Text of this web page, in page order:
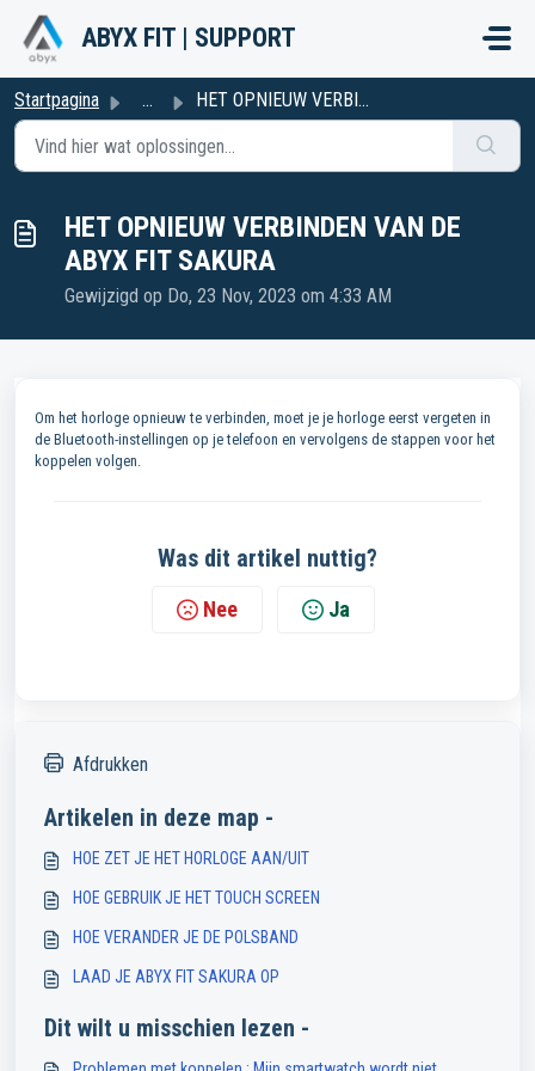
Doorgaan naar hoofdinhoud
ABYX FIT | SUPPORT
Startpagina ... HET OPNIEUW VERBINDEN VAN DE ABYX FIT SAKURA
HET OPNIEUW VERBINDEN VAN DE
ABYX FIT SAKURA
Gewijzigd op Do, 23 Nov, 2023 om 4:33 AM
Om het horloge opnieuw te verbinden, moet je je horloge eerst vergeten in
de Bluetooth-instellingen op je telefoon en vervolgens de stappen voor het
koppelen volgen.
Was dit artikel nuttig?
Nee Ja
Afdrukken
Artikelen in deze map -
HOE ZET JE HET HORLOGE AAN/UIT
HOE GEBRUIK JE HET TOUCH SCREEN
HOE VERANDER JE DE POLSBAND
LAAD JE ABYX FIT SAKURA OP
Dit wilt u misschien lezen -